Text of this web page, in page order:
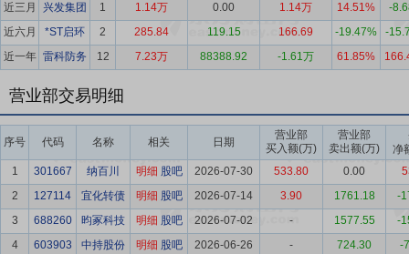
近三月
兴发集团 1 1.14万 0.00 1.14万 14.51%
-
近六月
*ST启环 2 285.84 119.15 166.69 -19.47%
-
近一年 雷科防务 12 7.23万 88388.92 -1.61万 61.85%
营业部交易明细
序号 代码 名称 相关 日期
营业部
买入额(万)
营业部
卖出额(万)
净
1
301667 纳百川 明细 股吧 2026-07-30 533.80 0.00
2
127114 宜化转债 明细 股吧 2026-07-14 3.90 1761.18
-
3
688260 昀冢科技 明细 股吧 2026-07-02 - 1577.55
-
4
603903 中持股份 明细 股吧 2026-06-26 - 724.30
-